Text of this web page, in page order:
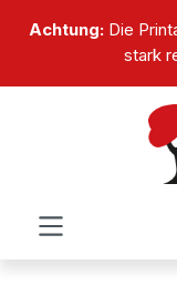
springen
Achtung:Die
stark